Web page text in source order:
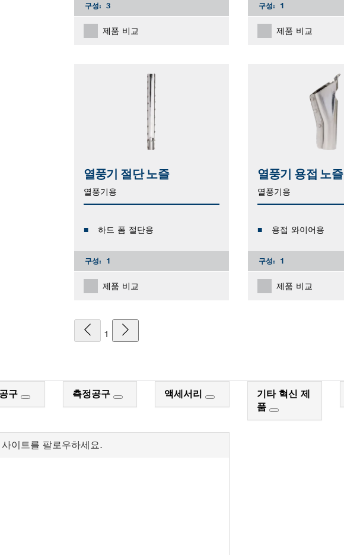
구성: 3
제품 비교
구성: 1
제품 비교
열풍기 절단 노즐
열풍기용
하드 폼 절단용
구성: 1
제품 비교
열풍기 용접 노즐
열풍기용
용접 와이어용
구성: 1
제품 비교
1
구 측정공구 액세서리
기타 혁신 제
품
이트를 팔로우하세요.